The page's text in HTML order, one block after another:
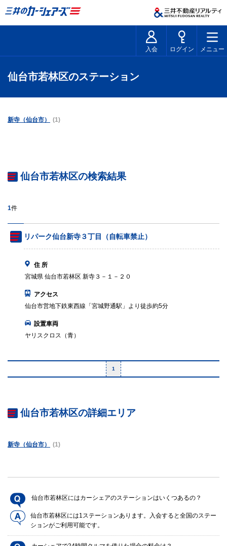
入会 ログイン メニュー
仙台市若林区のステーション
新寺（仙台市） (1)
仙台市若林区の検索結果
1件
リパーク仙台新寺３丁目（自転車禁止）
住 所
宮城県 仙台市若林区 新寺３－１－２０
アクセス
仙台市営地下鉄東西線「宮城野通駅」より徒歩約5分
設置車両
ヤリスクロス（青）
1
仙台市若林区の詳細エリア
新寺（仙台市） (1)
仙台市若林区にはカーシェアのステーションはいくつあるの？
仙台市若林区には1ステーションあります。入会すると全国のステー
ションがご利用可能です。